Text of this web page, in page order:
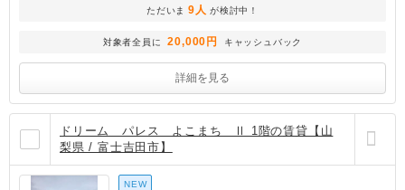
ただいま 9人 が検討中！
対象者全員に 20,000円 キャッシュバック
詳細を見る
ドリーム パレス よこまち Ⅱ 1階の賃貸【山
梨県 / 富士吉田市】
NEW